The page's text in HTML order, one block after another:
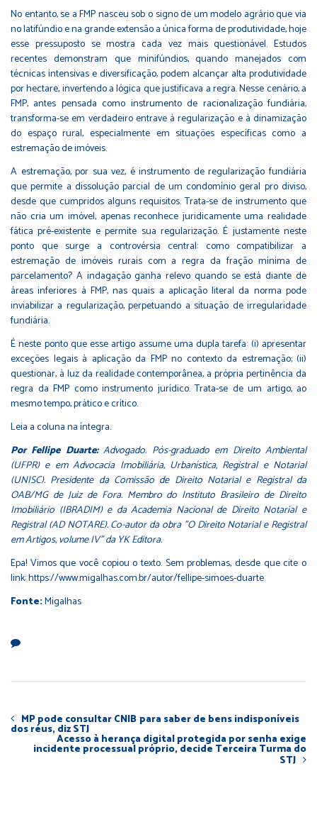
No entanto, se a FMP nasceu sob o signo de um modelo agrário que via
no latifúndio e na grande extensão a única forma de produtividade, hoje
esse pressuposto se mostra cada vez mais questionável. Estudos
recentes demonstram que minifúndios, quando manejados com
técnicas intensivas e diversificação, podem alcançar alta produtividade
por hectare, invertendo a lógica que justificava a regra. Nesse cenário, a
FMP, antes pensada como instrumento de racionalização fundiária,
transforma-se em verdadeiro entrave à regularização e à dinamização
do espaço rural, especialmente em situações específicas como a
estremação de imóveis.
A estremação, por sua vez, é instrumento de regularização fundiária
que permite a dissolução parcial de um condomínio geral pro diviso,
desde que cumpridos alguns requisitos. Trata-se de instrumento que
não cria um imóvel, apenas reconhece juridicamente uma realidade
fática pré-existente e permite sua regularização. É justamente neste
ponto que surge a controvérsia central: como compatibilizar a
estremação de imóveis rurais com a regra da fração mínima de
parcelamento? A indagação ganha relevo quando se está diante de
áreas inferiores à FMP, nas quais a aplicação literal da norma pode
inviabilizar a regularização, perpetuando a situação de irregularidade
fundiária.
É neste ponto que esse artigo assume uma dupla tarefa: (i) apresentar
exceções legais à aplicação da FMP no contexto da estremação; (ii)
questionar, à luz da realidade contemporânea, a própria pertinência da
regra da FMP como instrumento jurídico. Trata-se de um artigo, ao
mesmo tempo, prático e crítico.
Leia a coluna naíntegra.
Por Fellipe Duarte:Advogado. Pós-graduado em Direito Ambiental
(UFPR) e em Advocacia Imobiliária, Urbanística, Registral e Notarial
(UNISC). Presidente da Comissão de Direito Notarial e Registral da
OAB/MG de Juiz de Fora. Membro do Instituto Brasileiro de Direito
Imobiliário (IBRADIM) e da Academia Nacional de Direito Notarial e
Registral (AD NOTARE). Co-autor da obra "O Direito Notarial e Registral
em Artigos, volume IV" da YK Editora.
Epa! Vimos que você copiou o texto. Sem problemas, desde que cite o
link: https://www.migalhas.com.br/autor/fellipe-simoes-duarte
Fonte:Migalhas
MP pode consultar CNIB para saber de bens indisponíveis
dos réus, diz STJ
Acesso à herança digital protegida por senha exige
incidente processual próprio, decide Terceira Turma do
STJ